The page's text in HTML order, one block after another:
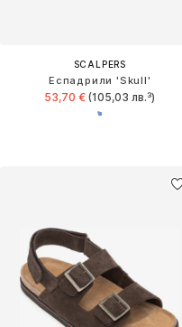
SCALPERS
Еспадрили 'Skull'
53,70 € (105,03 лв.³)